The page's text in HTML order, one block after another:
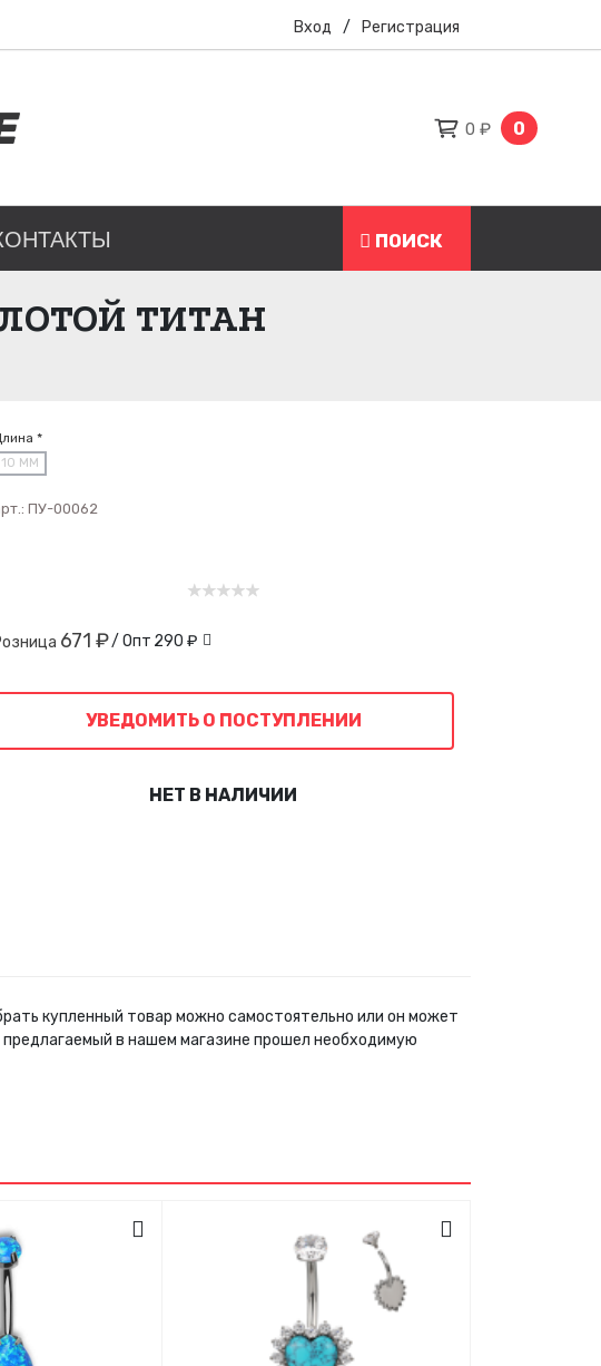
Вход / Регистрация
0 ₽ 0
ПОИСК
ТИТАН
*
10 ММ
ПУ-00062
671 ₽/ Опт 290 ₽
УВЕДОМИТЬ О ПОСТУПЛЕНИИ
НЕТ В НАЛИЧИИ
купленный товар можно самостоятельно или он может
в нашем магазине прошел необходимую